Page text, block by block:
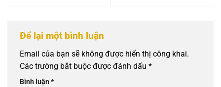
Để lại một bình luận
Email của bạn sẽ không được hiển thị công khai.
Các trường bắt buộc được đánh dấu *
Bình luận*